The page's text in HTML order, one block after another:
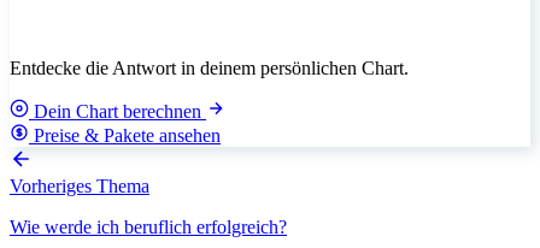
Entdecke die Antwort in deinem persönlichen Chart.
Dein Chart berechnen
Preise & Pakete ansehen
Vorheriges Thema
Wie werde ich beruflich erfolgreich?